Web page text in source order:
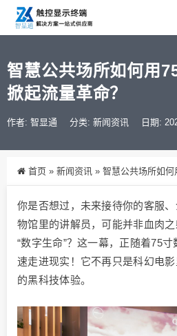
智慧公共场所如何用
掀起流量革命？
作者: 智显通 分类: 新闻资讯 日期:
首页 » 新闻资讯 » 智慧公共场所如何用
你是否想过，未来接待你的客服
物馆里的讲解员，可能并非血肉
“数字生命”？这一幕，正随着75
速走进现实！它不再只是科幻电
的黑科技体验。